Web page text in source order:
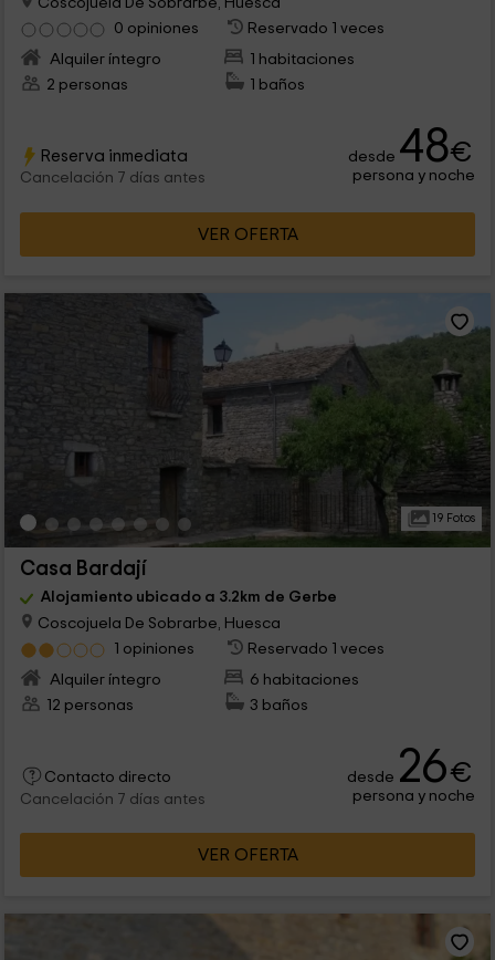
0 opiniones
Reservado 1 veces
Alquiler íntegro
1 habitaciones
2 personas
1 baños
Reserva inmediata
Cancelación 7 días antes
desde 48€
persona y noche
VER OFERTA
19 Fotos
Casa Bardají
Alojamiento ubicado a 3.2km de Gerbe
Coscojuela De Sobrarbe, Huesca
1 opiniones
Reservado 1 veces
Alquiler íntegro
6 habitaciones
12 personas
3 baños
Contacto directo
Cancelación 7 días antes
desde 26€
persona y noche
VER OFERTA